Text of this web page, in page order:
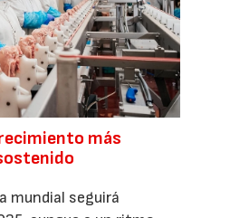
más
mundial seguirá